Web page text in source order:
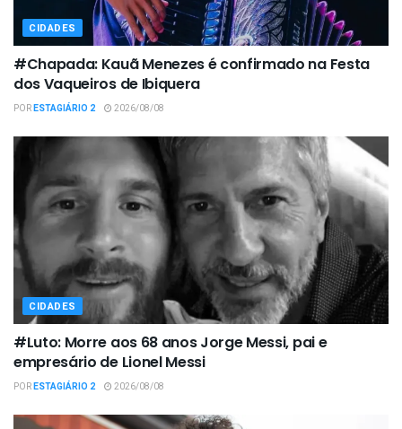
CIDADES
#Chapada: Kauã Menezes é confirmado na Festa
dos Vaqueiros de Ibiquera
PORESTAGIÁRIO 2 2026/08/08
CIDADES
#Luto: Morre aos 68 anos Jorge Messi, pai e
empresário de Lionel Messi
PORESTAGIÁRIO 2 2026/08/08